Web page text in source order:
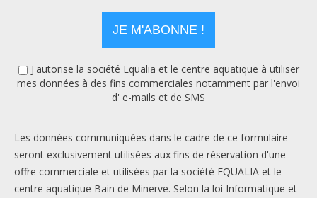
J'autorise la société Equalia et le centre aquatique à utiliser
mes données à des fins commerciales notamment par l'envoi
d' e-mails et de SMS
Les données communiquées dans le cadre de ce formulaire
seront exclusivement utilisées aux fins de réservation d'une
offre commerciale et utilisées par la société EQUALIA et le
centre aquatique Bain de Minerve. Selon la loi Informatique et